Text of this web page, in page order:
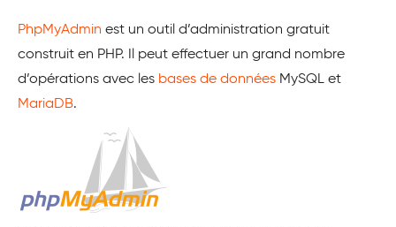
PhpMyAdmin est un outil d’administration gratuit
construit en PHP. Il peut effectuer un grand nombre
d’opérations avec les bases de données MySQL et
MariaDB.